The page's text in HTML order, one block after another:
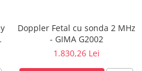
Doppler Fetal cu sonda 2 MHz
- GIMA G2002
1.830,26 Lei